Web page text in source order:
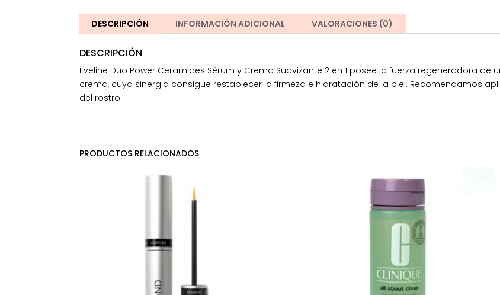
DESCRIPCIÓN INFORMACIÓN ADICIONAL VALORACIONES (0)
DESCRIPCIÓN
Eveline Duo Power Ceramides Sérum y Crema Suavizante 2 en 1 posee la fuerza regeneradora
crema, cuya sinergia consigue restablecer la firmeza e hidratación de la piel. Recomendamos
del rostro.
PRODUCTOS RELACIONADOS